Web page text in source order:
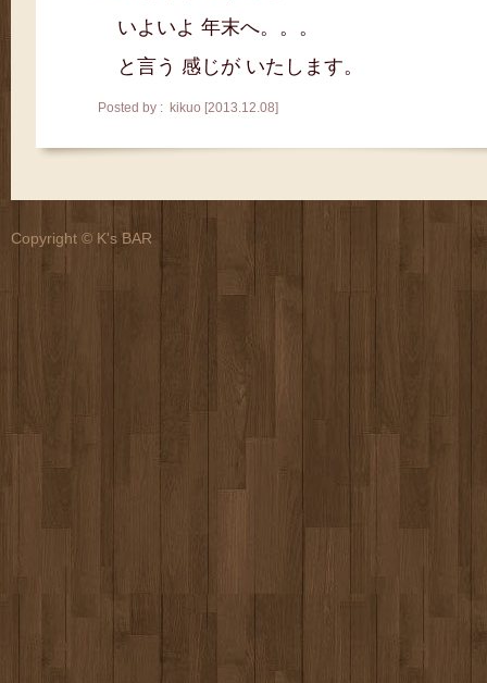
いよいよ 年末へ。。。
と言う 感じが いたします。
Posted by : kikuo [2013.12.08]
Copyright © K's BAR